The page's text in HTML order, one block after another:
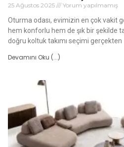
25 Ağustos 2025 Yorum yapılmamış
Oturma odası, evimizin en çok vakit
hem konforlu hem de şık bir şekilde
doğru koltuk takımı seçimi gerçekten
Devamını Oku (...)